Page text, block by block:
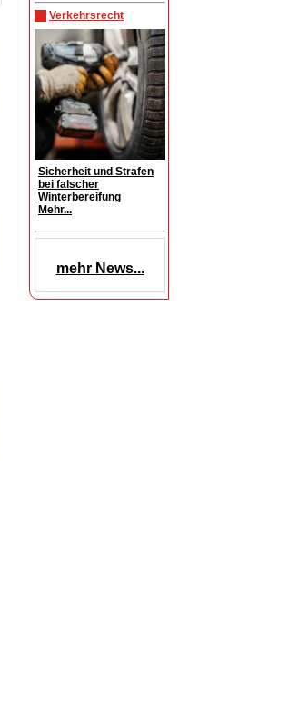
Verkehrsrecht
Sicherheit und Strafen
bei falscher
Winterbereifung
Mehr...
mehr News...